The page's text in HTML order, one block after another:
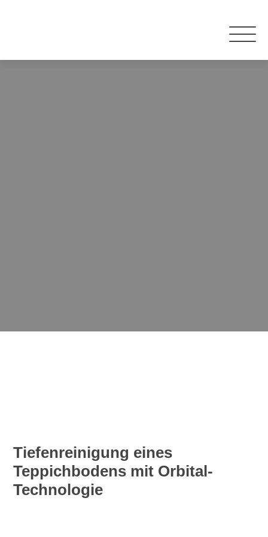
Tiefenreinigung eines
Teppichbodens mit Orbital-
Technologie